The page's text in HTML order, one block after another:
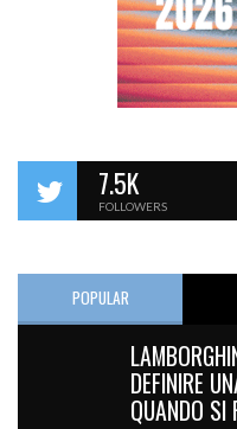
7.5K
FOLLOWERS
POPULAR
DEFINIRE
QUANDO SI